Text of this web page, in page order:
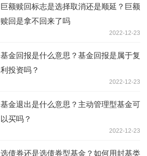
巨额赎回标志是选择取消还是顺延？巨额
赎回是拿不回来了吗
2022-12-23
基金回报是什么意思？基金回报是属于复
利投资吗？
2022-12-23
基金退出是什么意思？主动管理型基金可
以买吗？
2022-12-23
选债券还是选债券型基金？如何用封基类